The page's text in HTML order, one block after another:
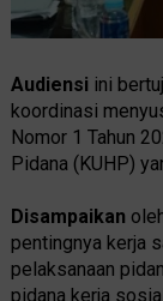
Audiensi ini
koordinasi
Nomor 1 Tahun
Pidana (KUHP)
Disampaikan
pentingnya kerja
pelaksanaan
pidana kerja